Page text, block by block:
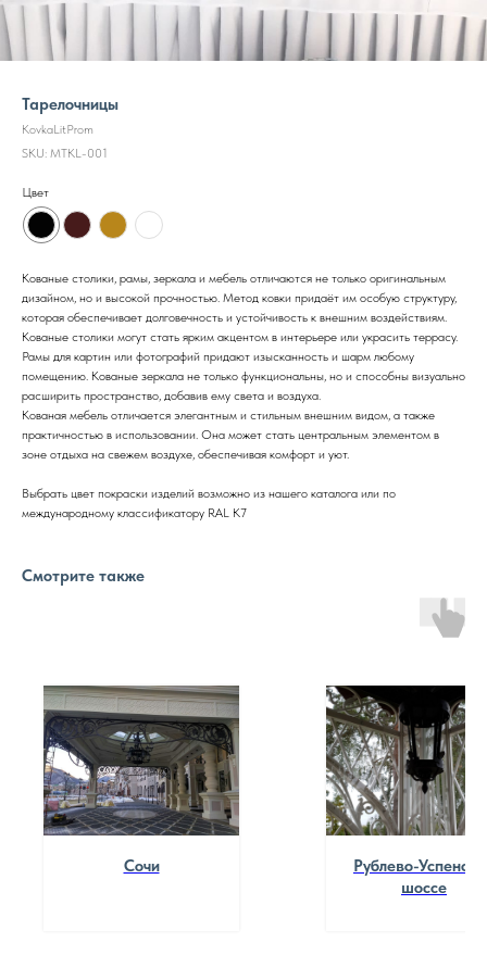
Тарелочницы
KovkaLitProm
SKU: MTKL-001
Цвет
Кованые столики, рамы, зеркала и мебель отличаются не только оригинальным
дизайном, но и высокой прочностью. Метод ковки придаёт им особую структуру,
которая обеспечивает долговечность и устойчивость к внешним воздействиям.
Кованые столики могут стать ярким акцентом в интерьере или украсить террасу.
Рамы для картин или фотографий придают изысканность и шарм любому
помещению. Кованые зеркала не только функциональны, но и способны визуально
расширить пространство, добавив ему света и воздуха.
Кованая мебель отличается элегантным и стильным внешним видом, а также
практичностью в использовании. Она может стать центральным элементом в
зоне отдыха на свежем воздухе, обеспечивая комфорт и уют.
Выбрать цвет покраски изделий возможно из нашего каталога или по
международному классификатору RAL K7
Смотрите также
Сочи
Рублево-
шоссе